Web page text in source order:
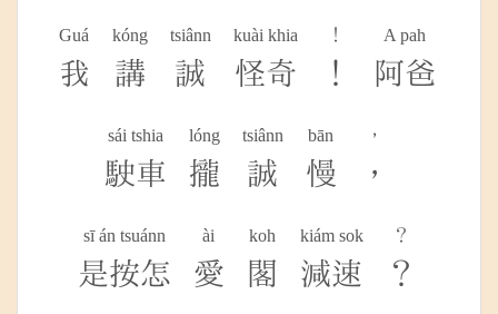
Guá
我
kóng
講
tsiânn
誠
kuài khia
怪奇
！
！
A pah
阿爸
sái tshia
駛車
lóng
攏
tsiânn
誠
bān
慢
，
，
sī án tsuánn
是按怎
ài
愛
koh
閣
kiám sok
減速
？
？